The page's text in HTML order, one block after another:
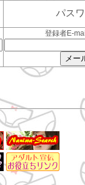
パス
登録者E-